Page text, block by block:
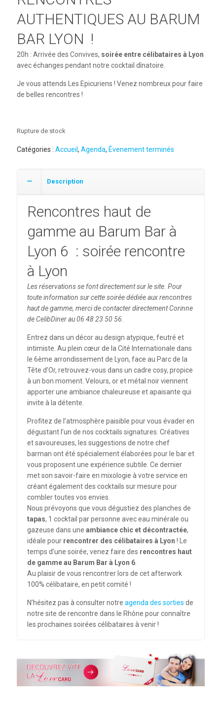
AUTHENTIQUES AU BARUM
BAR LYON !
20h : Arrivée des Convives, soirée entre célibataires à Lyon
avec échanges pendant notre cocktail dînatoire.
Je vous attends Les Epicuriens ! Venez nombreux pour faire
de belles rencontres !
Rupture de stock
Catégories : Accueil, Agenda, Évenement terminés
Description
Rencontres haut de
gamme au Barum Bar à
Lyon 6 : soirée rencontre
à Lyon
Les réservations se font directement sur le site. Pour
toute information sur cette soirée dédiée aux rencontres
haut de gamme, merci de contacter directement Corinne
de CelibDiner au 06 48 23 50 56.
Entrez dans un décor au design atypique, feutré et
intimiste. Au plein cœur de la Cité Internationale dans
le 6ème arrondissement de Lyon, face au Parc de la
Tête d’Or, retrouvez-vous dans un cadre cosy, propice
à un bon moment. Velours, or et métal noir viennent
apporter une ambiance chaleureuse et apaisante qui
invite à la détente.
Profitez de l’atmosphère paisible pour vous évader en
dégustant l’un de nos cocktails signatures. Créatives
et savoureuses, les suggestions de notre chef
barman ont été spécialement élaborées pour le bar et
vous proposent une expérience subtile. Ce dernier
met son savoir-faire en mixologie à votre service en
créant également des cocktails sur mesure pour
combler toutes vos envies.
Nous prévoyons que vous dégustiez des planches de
tapas, 1 cocktail par personne avec eau minérale ou
gazeuse dans une ambiance chic et décontractée,
idéale pour rencontrer des célibataires à Lyon ! Le
temps d’une soirée, venez faire des rencontres haut
de gamme au Barum Bar à Lyon 6.
Au plaisir de vous rencontrer lors de cet afterwork
100% célibataire, en petit comité !
N’hésitez pas à consulter notre agenda des sorties de
notre site de rencontre dans le Rhône pour connaître
les prochaines soirées célibataires à venir !